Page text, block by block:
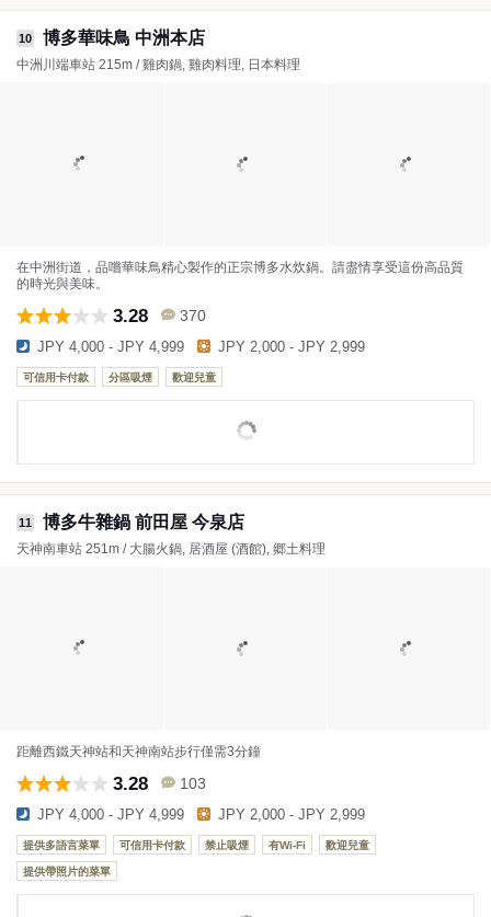
10 博多華味鳥 中洲本店
中洲川端車站 215m / 雞肉鍋, 雞肉料理, 日本料理
在中洲街道，品嚐華味鳥精心製作的正宗博多水炊鍋。請盡情享受這份高品質
的時光與美味。
3.28 370
JPY 4,000 - JPY 4,999 JPY 2,000 - JPY 2,999
可信用卡付款 分區吸煙 歡迎兒童
11 博多牛雜鍋 前田屋 今泉店
天神南車站 251m / 大腸火鍋, 居酒屋 (酒館), 郷土料理
距離西鐵天神站和天神南站步行僅需3分鐘
3.28 103
JPY 4,000 - JPY 4,999 JPY 2,000 - JPY 2,999
提供多語言菜單 可信用卡付款 禁止吸煙 有Wi-Fi 歡迎兒童
提供帶照片的菜單